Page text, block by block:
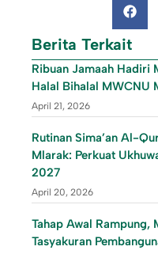
Berita Terkait
Ribuan Jamaah Hadiri
Halal Bihalal MWCNU
April 21, 2026
Rutinan Sima’an Al-
Mlarak: Perkuat
2027
April 20, 2026
Tahap Awal Rampung,
Tasyakuran